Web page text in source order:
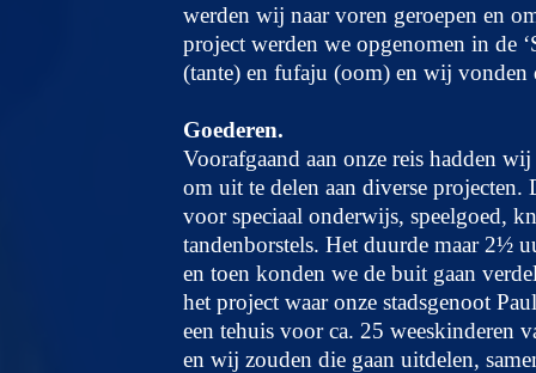
werden wij naar voren geroepen en
project werden we opgenomen in de
(tante) en fufaju (oom) en wij vonden
Goederen.
Voorafgaand aan onze reis hadden
om uit te delen aan diverse projecten.
voor speciaal onderwijs, speelgoed,
tandenborstels. Het duurde maar 2½
en toen konden we de buit gaan
het project waar onze stadsgenoot
een tehuis voor ca. 25 weeskinderen
en wij zouden die gaan uitdelen,